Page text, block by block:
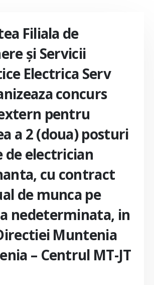
Filiala de
şi Servicii
Electrica Serv
concurs
pentru
a 2 (doua) posturi
de electrician
cu contract
de munca pe
nedeterminata, in
Muntenia
– Centrul MT-JT